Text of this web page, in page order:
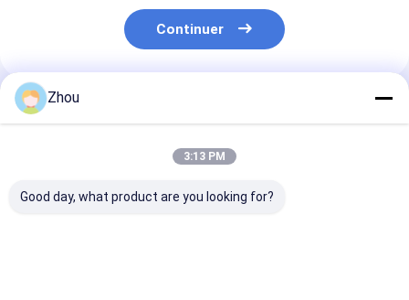
Continuer
Produits Recommandés
Zhou
3:13 PM
Good day, what product are you looking for?